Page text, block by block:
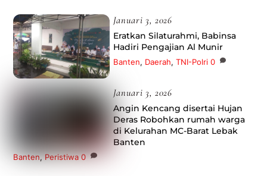
Januari 3, 2026
Eratkan Silaturahmi, Babinsa
Hadiri Pengajian Al Munir
Banten, Daerah, TNI-Polri 0
Januari 3, 2026
Angin Kencang disertai Hujan
Deras Robohkan rumah warga
di Kelurahan MC-Barat Lebak
Banten
Banten,Peristiwa 0